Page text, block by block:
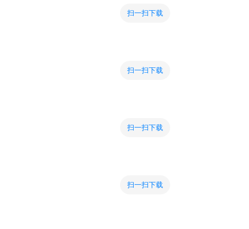
扫一扫下载
扫一扫下载
扫一扫下载
扫一扫下载